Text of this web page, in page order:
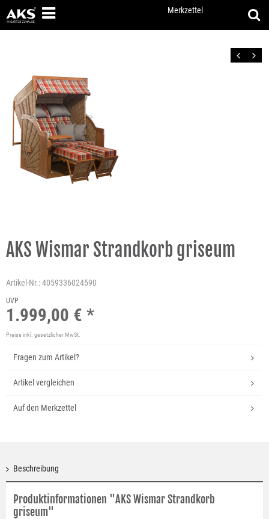
Merkzettel
Zurück Vor
AKS Wismar Strandkorb griseum
Artikel-Nr.:4059336024590
UVP
1.999,00 € *
Preise inkl. gesetzlicher MwSt.
Fragen zum Artikel?
Artikel vergleichen
Auf den Merkzettel
Beschreibung
Produktinformationen "AKS Wismar Strandkorb
griseum"